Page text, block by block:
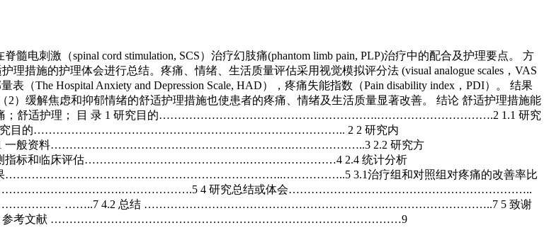
电刺激（spinal cord stimulation, SCS）治疗幻肢痛(phantom limb pain, PLP)治疗中的配合及护理要点。 方
措施的护理体会进行总结。疼痛、情绪、生活质量评估采用视觉模拟评分法 (visual analogue scales，VAS
（The Hospital Anxiety and Depression Scale, HAD），疼痛失能指数（Pain disability index，PDI）。 结果
2）缓解焦虑和抑郁情绪的舒适护理措施也使患者的疼痛、情绪及生活质量显著改善。 结论 舒适护理措施能
；幻肢痛；舒适护理； 目 录 1 研究目的………………………………………………….………………………….2 1.1 研究
目的……………………………………………………………………….. 2 2 研究内
资料……………………………………………………….………………..3 2.2 研究方
和临床评估…………………………………….……………………4 2.4 统计分析
3.1治疗组和对照组对疼痛的改善率比
较…………………………….……………….5 4 研究总结或体会………………………………………………………..
……..7 4.2 总结 ……………………………………………………….………………………..7 5 致谢
文献 …………………………………………………………………………………9